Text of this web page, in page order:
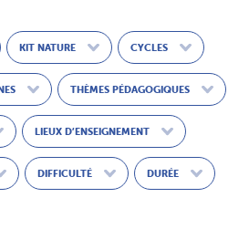
KIT NATURE CYCLES
THÈMES PÉDAGOGIQUES
LIEUX D’ENSEIGNEMENT
DIFFICULTÉ DURÉE